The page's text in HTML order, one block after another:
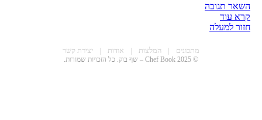
השאר תגובה
קרא עוד
חזור למעלה
מתכונים | המלצות | אודות | יצירת קשר